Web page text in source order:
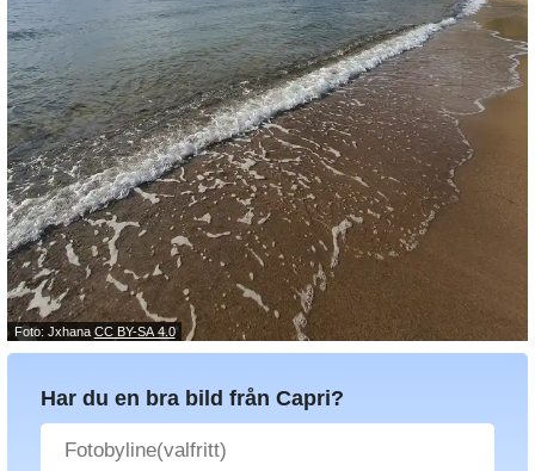
Foto: Jxhana CC BY-SA 4.0
Har du en bra bild från Capri?